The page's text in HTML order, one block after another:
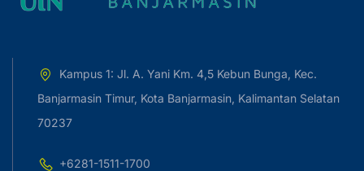
Kampus 1: Jl. A. Yani Km. 4,5 Kebun Bunga, Kec.
Banjarmasin Timur, Kota Banjarmasin, Kalimantan Selatan
70237
+6281-1511-1700